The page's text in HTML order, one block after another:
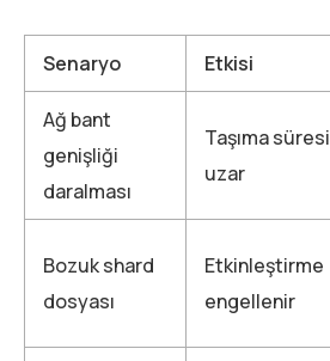
Senaryo Etkisi
Ağ bant
genişliği
daralması
Taşıma süresi
uzar
Bozuk shard
dosyası
Etkinleştirme
engellenir